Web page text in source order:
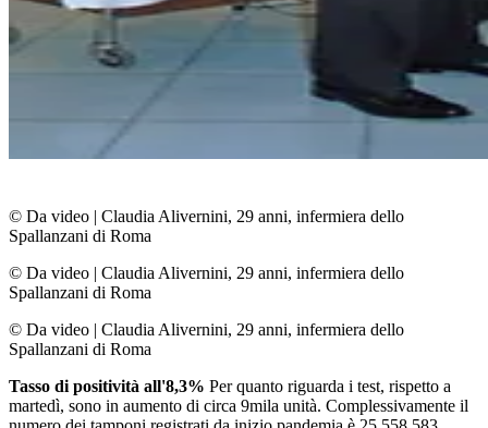
© Da video | Claudia Alivernini, 29 anni, infermiera dello
Spallanzani di Roma
© Da video | Claudia Alivernini, 29 anni, infermiera dello
Spallanzani di Roma
© Da video | Claudia Alivernini, 29 anni, infermiera dello
Spallanzani di Roma
Tasso di positività all'8,3% Per quanto riguarda i test, rispetto a
martedì, sono in aumento di circa 9mila unità. Complessivamente il